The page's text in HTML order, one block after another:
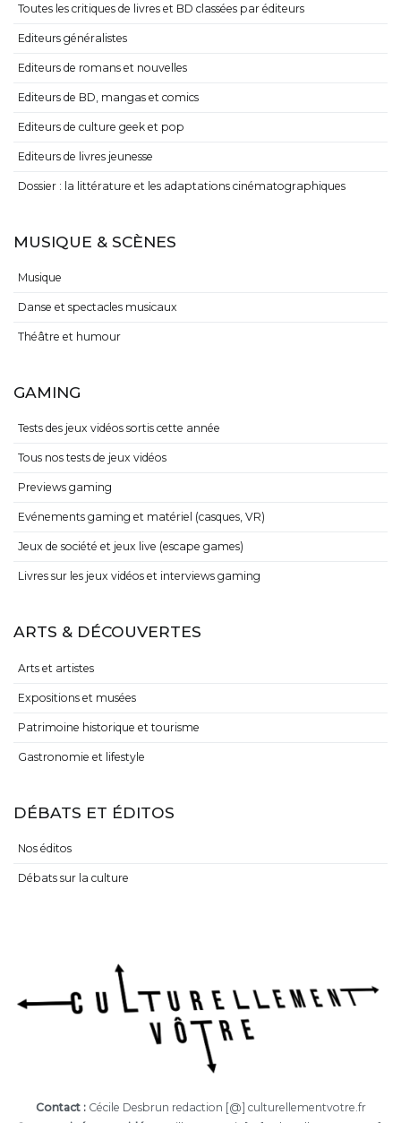
Toutes les critiques de livres et BD classées par éditeurs
Editeurs généralistes
Editeurs de romans et nouvelles
Editeurs de BD, mangas et comics
Editeurs de culture geek et pop
Editeurs de livres jeunesse
Dossier : la littérature et les adaptations cinématographiques
MUSIQUE & SCÈNES
Musique
Danse et spectacles musicaux
Théâtre et humour
GAMING
Tests des jeux vidéos sortis cette année
Tous nos tests de jeux vidéos
Previews gaming
Evénements gaming et matériel (casques, VR)
Jeux de société et jeux live (escape games)
Livres sur les jeux vidéos et interviews gaming
ARTS & DÉCOUVERTES
Arts et artistes
Expositions et musées
Patrimoine historique et tourisme
Gastronomie et lifestyle
DÉBATS ET ÉDITOS
Nos éditos
Débats sur la culture
Contact :Cécile Desbrun redaction [@] culturellementvotre.fr